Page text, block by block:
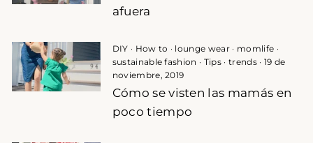
afuera
DIY · How to · lounge wear · momlife ·
sustainable fashion · Tips· trends· 19 de
noviembre, 2019
Cómo se visten las mamás en
poco tiempo